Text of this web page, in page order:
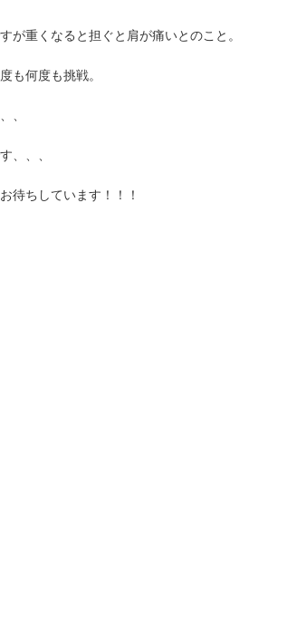
が重くなると担ぐと肩が痛いとのこと。
も何度も挑戦。
、
、、、
待ちしています！！！